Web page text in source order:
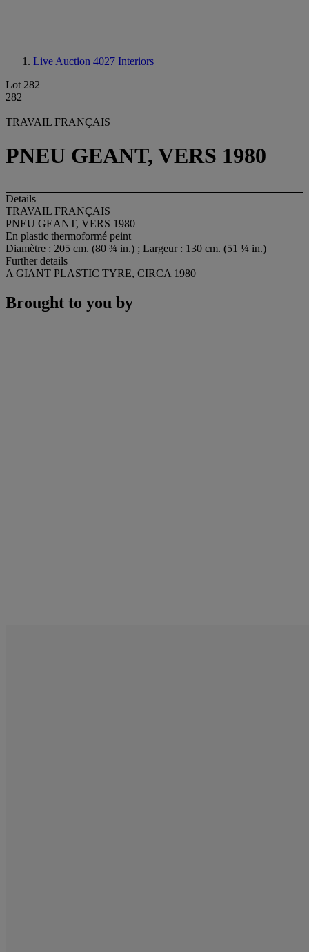
Live Auction 4027 Interiors
Lot 282
282
TRAVAIL FRANÇAIS
PNEU GEANT, VERS 1980
Details
TRAVAIL FRANÇAIS
PNEU GEANT, VERS 1980
En plastic thermoformé peint
Diamètre : 205 cm. (80 ¾ in.) ; Largeur : 130 cm. (51 ¼ in.)
Further details
A GIANT PLASTIC TYRE, CIRCA 1980
Brought to you by